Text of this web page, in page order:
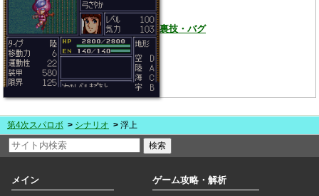
裏技・バグ
第4次スパロボ シナリオ 浮上
メイン ゲーム攻略・解析